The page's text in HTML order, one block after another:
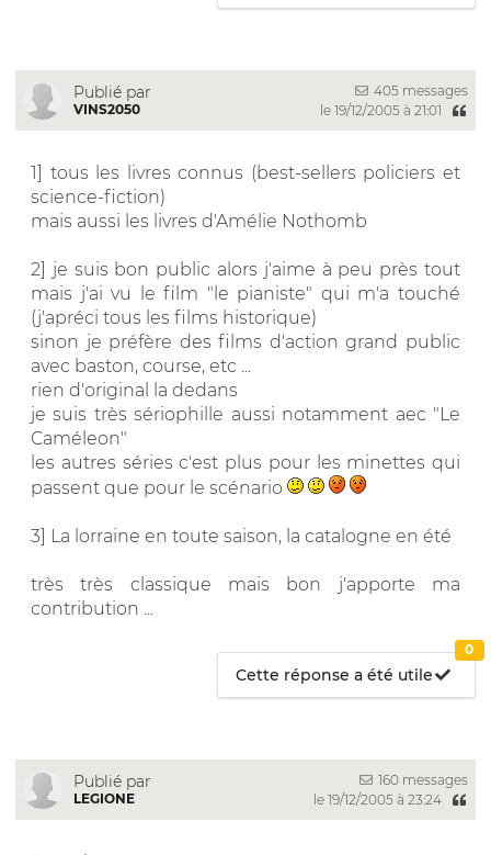
Publié par
VINS2050
405 messages
le 19/12/2005 à 21:01
1] tous les livres connus (best-sellers policiers et
science-fiction)
mais aussi les livres d'Amélie Nothomb
2] je suis bon public alors j'aime à peu près tout
mais j'ai vu le film "le pianiste" qui m'a touché
(j'apréci tous les films historique)
sinon je préfère des films d'action grand public
avec baston, course, etc ...
rien d'original la dedans
je suis très sériophille aussi notamment aec "Le
Caméleon"
les autres séries c'est plus pour les minettes qui
passent que pour le scénario
3] La lorraine en toute saison, la catalogne en été
très très classique mais bon j'apporte ma
contribution ...
Cette réponse a été utile
0
Publié par
LEGIONE
160 messages
le 19/12/2005 à 23:24